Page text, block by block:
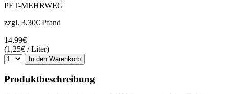
PET-MEHRWEG
zzgl. 3,30€ Pfand
14,99€
(1,25€ / Liter)
In den Warenkorb
Produktbeschreibung